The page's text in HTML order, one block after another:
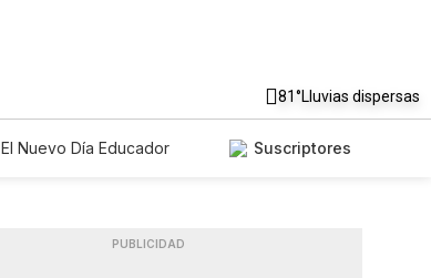
81°Lluvias dispersas
El Nuevo Día Educador
Suscriptores
PUBLICIDAD